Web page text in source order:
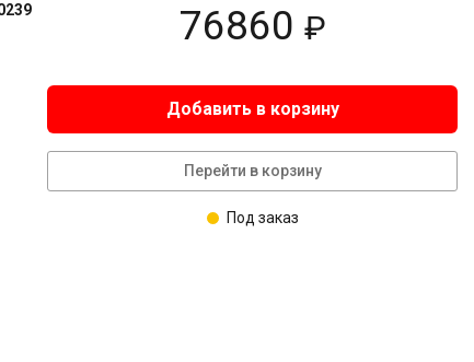
76860 ₽
Добавить в корзину
Перейти в корзину
Под заказ